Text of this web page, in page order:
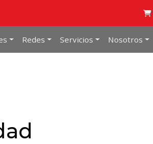
Redes Servicios Nosotros